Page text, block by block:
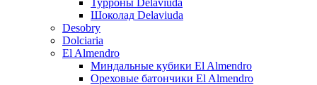
Турроны Delaviuda
Шоколад Delaviuda
Desobry
Dolciaria
El Almendro
Миндальные кубики El Almendro
Ореховые батончики El Almendro